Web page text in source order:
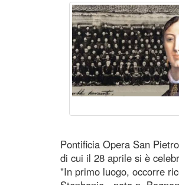
Pontificia Opera San
di cui il 28 aprile si è
"In primo luogo, occorre